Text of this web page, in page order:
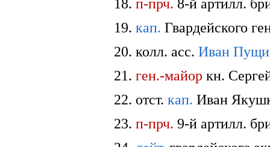
п-прч. 8-й артилл.
кап. Гвардейского
колл. асс.Иван
ген.-майор кн.
отст.кап. Иван
п-прч. 9-й артилл.